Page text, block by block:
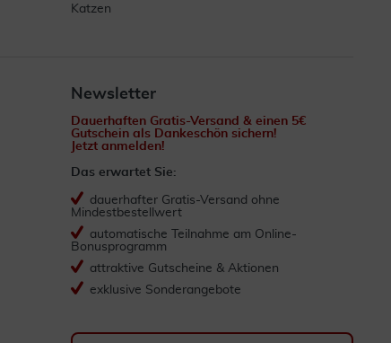
Katzen
Newsletter
Dauerhaften Gratis-Versand & einen 5€
Gutschein als Dankeschön sichern!
Jetzt anmelden!
Das erwartet Sie:
dauerhafter Gratis-Versand ohne
Mindestbestellwert
automatische Teilnahme am Online-
Bonusprogramm
attraktive Gutscheine & Aktionen
exklusive Sonderangebote